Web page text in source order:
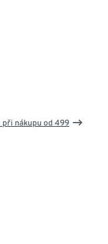
při nákupu od 499